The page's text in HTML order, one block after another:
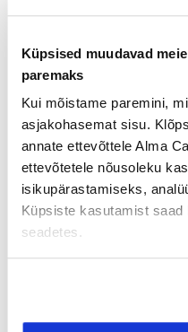
Küpsised muudavad
paremaks
Kui mõistame paremini,
asjakohasemat sisu.
annate ettevõttele Alma
ettevõtetele nõusoleku
isikupärastamiseks,
Küpsiste kasutamist saad
seadetes.
Päriselu
Võib arvata, et need
jäävadki pigem
ning värbamisel
et parimale
Euroopa Liidu
ainult vajalikke
ja ettevõtte veatu
koguda